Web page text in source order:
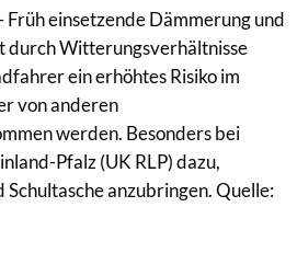
einsetzende Dämmerung und
durch Witterungsverhältnisse
ein erhöhtes Risiko im
von anderen
werden. Besonders bei
Pfalz (UK RLP) dazu,
anzubringen. Quelle: